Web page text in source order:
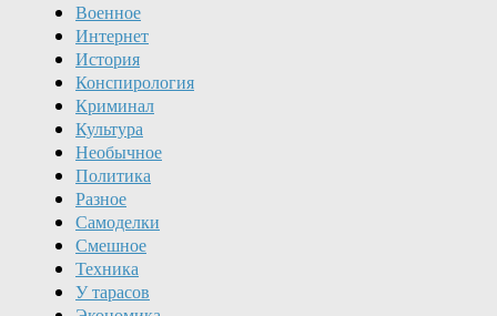
Военное
Интернет
История
Конспирология
Криминал
Культура
Необычное
Политика
Разное
Самоделки
Смешное
Техника
У тарасов